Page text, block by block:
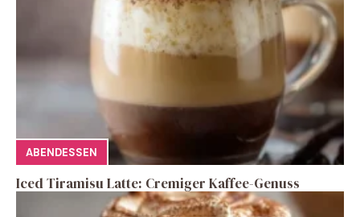
ABENDESSEN
Iced Tiramisu Latte: Cremiger Kaffee-Genuss